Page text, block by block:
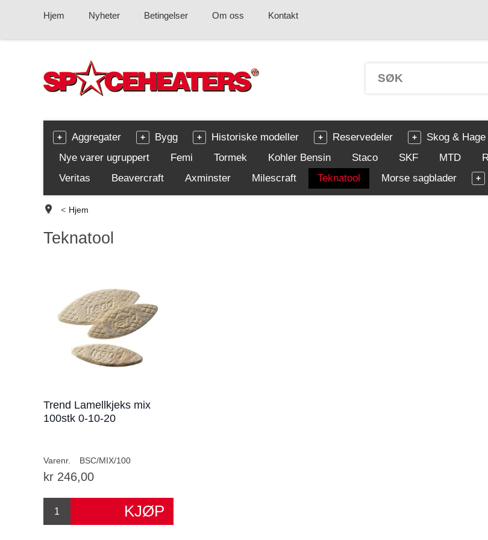
Hjem Nyheter Betingelser Om oss Kontakt
Aggregater Bygg Historiske modeller Reservedeler Skog & Hage
Nye varer ugruppert
Femi Tormek Kohler Bensin Staco SKF MTD
Veritas
Beavercraft Axminster Milescraft Teknatool Morse sagblader
< Hjem
Teknatool
Trend Lamellkjeks mix
100stk 0-10-20
Varenr. BSC/MIX/100
kr 246,00